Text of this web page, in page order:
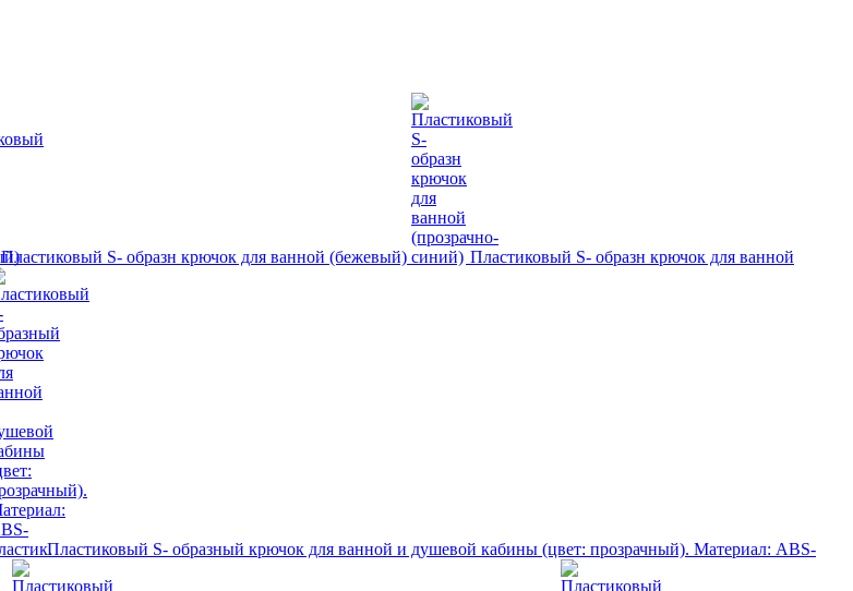
Пластиковый S- образн крючок для ванной (бежевый) Пластиковый S- образн крючок для ванной
Пластиковый S- образный крючок для ванной и душевой кабины (цвет: прозрачный). Материал: ABS-